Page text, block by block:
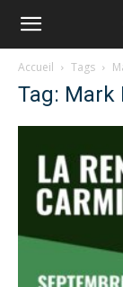
Accueil Tags
Tag: Mark